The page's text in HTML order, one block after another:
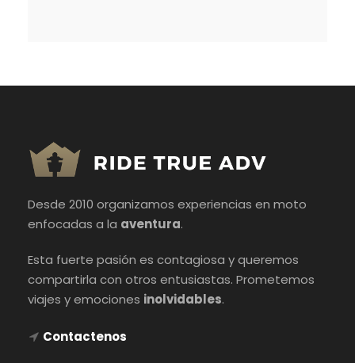
Desde 2010 organizamos experiencias en moto
enfocadas a la aventura.
Esta fuerte pasión es contagiosa y queremos
compartirla con otros entusiastas. Prometemos
viajes y emociones inolvidables.
Contactenos